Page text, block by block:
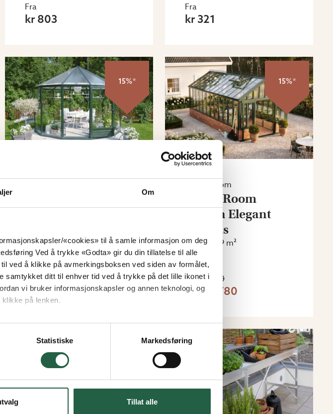
Om
«cookies» til å samle informasjon om deg
Ved å trykke «Godta» gir du din tillatelse til alle
ved å klikke på avmerkingsboksen ved siden av formålet,
samtykket ditt til enhver tid ved å trykke på det lille ikonet i
vi bruker informasjonskapsler og annen teknologi, og
på lenken.
Statistiske Markedsføring
Tillat alle
Fra
kr 803
Fra
kr 321
15%*
Fra
kr 71 994
kr 61 195
15%*
Green Room
Green Room
Season Elegant
drivhus
10.3 - 24.9 m²
Fra
kr 166 800
kr 141 780